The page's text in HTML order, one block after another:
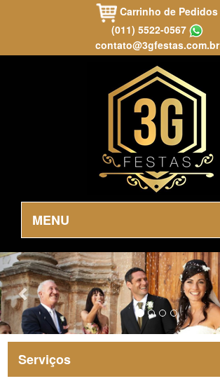
Carrinho de Pedidos
(011) 5522-0567
contato@3gfestas.com.br
MENU
Previous
Serviços